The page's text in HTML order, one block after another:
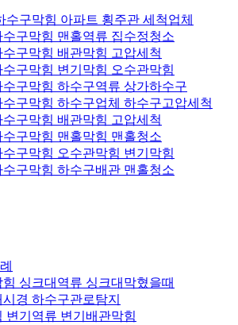
수구막힘 아파트 횡주관 세척업체
구막힘 맨홀역류 집수정청소
수구막힘 배관막힘 고압세척
수구막힘 변기막힘 오수관막힘
수구막힘 하수구역류 상가하수구
수구막힘 하수구업체 하수구고압세척
수구막힘 배관막힘 고압세척
수구막힘 맨홀막힘 맨홀청소
수구막힘 오수관막힘 변기막힘
수구막힘 하수구배관 맨홀청소
싱크대역류 싱크대막혔을때
경 하수구관로탐지
변기역류 변기배관막힘